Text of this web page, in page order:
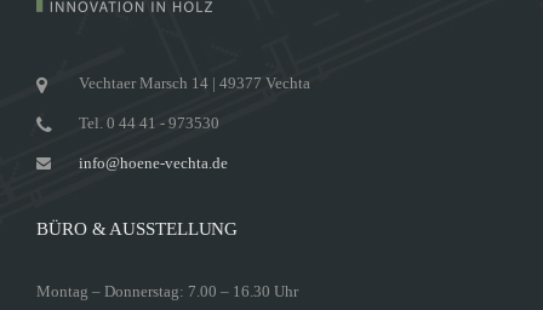
Vechtaer Marsch 14 | 49377 Vechta
Tel. 0 44 41 - 973530
info@hoene-vechta.de
BÜRO & AUSSTELLUNG
Montag – Donnerstag: 7.00 – 16.30 Uhr